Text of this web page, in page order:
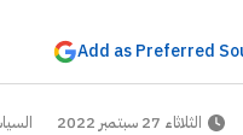
Add as Preferred
الثلاثاء 27 سبتمبر 2022